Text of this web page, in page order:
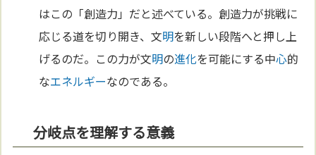
はこの「創造力」だと述べている。創造力が挑戦に
応じる道を切り開き、文明を新しい段階へと押し上
げるのだ。この力が文明の進化を可能にする中心的
なエネルギーなのである。
分岐点を理解する意義